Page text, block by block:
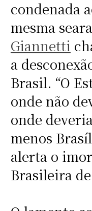
condenada
mesma
Giannetti
a
Brasil. “O
onde não
onde
menos
alerta o
Brasileira